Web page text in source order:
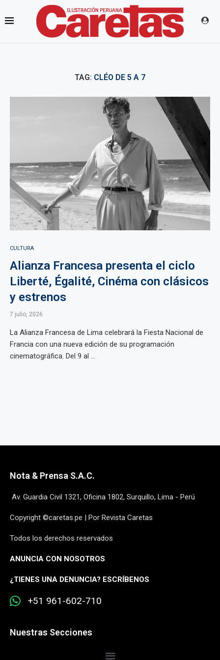
TAG: CLÉO DE 5 A 7
CULTURA
Alianza Francesa presenta el ciclo
Liberté, Égalité, Cinéma con clásicos
y estrenos
7 julio, 2026
La Alianza Francesa de Lima celebrará la Fiesta Nacional de
Francia con una nueva edición de su programación
cinematográfica. Del 9 al ...
Nota & Prensa S.A.C.
Av. Guardia Civil 1321, Oficina 1802, Surquillo, Lima - Perú
Copyright ©caretas.pe | Por Revista Caretas
Todos los derechos reservados
ANUNCIA CON NOSOTROS
¿TIENES UNA DENUNCIA? ESCRÍBENOS
+51 961-602-710
Nuestras Secciones